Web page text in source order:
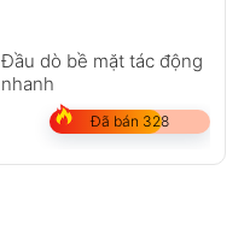
Đầu dò bề mặt tác động
nhanh
Đã bán 328